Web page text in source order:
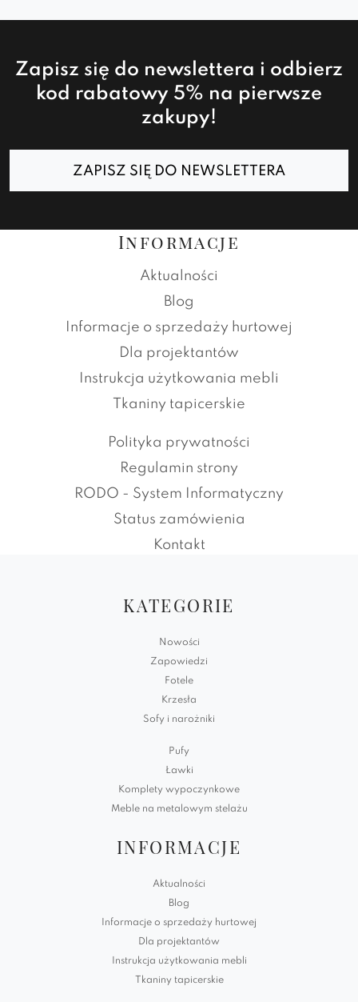
Zapisz się do newslettera i odbierz
kod rabatowy 5% na pierwsze
zakupy!
ZAPISZ SIĘ DO NEWSLETTERA
Informacje
Aktualności
Blog
Informacje o sprzedaży hurtowej
Dla projektantów
Instrukcja użytkowania mebli
Tkaniny tapicerskie
Polityka prywatności
Regulamin strony
RODO - System Informatyczny
Status zamówienia
Kontakt
KATEGORIE
Nowości
Zapowiedzi
Fotele
Krzesła
Sofy i narożniki
Pufy
Ławki
Komplety wypoczynkowe
Meble na metalowym stelażu
INFORMACJE
Aktualności
Blog
Informacje o sprzedaży hurtowej
Dla projektantów
Instrukcja użytkowania mebli
Tkaniny tapicerskie